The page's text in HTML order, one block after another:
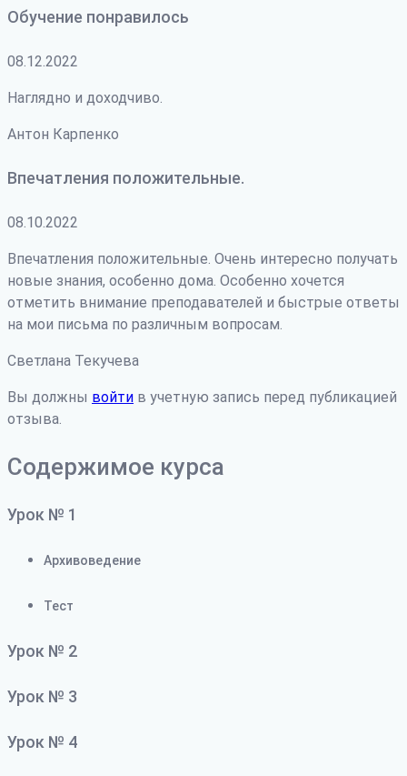
Обучение понравилось
08.12.2022
Наглядно и доходчиво.
Антон Карпенко
Впечатления положительные.
08.10.2022
Впечатления положительные. Очень интересно получать
новые знания, особенно дома. Особенно хочется
отметить внимание преподавателей и быстрые ответы
на мои письма по различным вопросам.
Светлана Текучева
Вы должны войти в учетную запись перед публикацией
отзыва.
Содержимое курса
Урок № 1
Архивоведение
Тест
Урок № 2
Урок № 3
Урок № 4